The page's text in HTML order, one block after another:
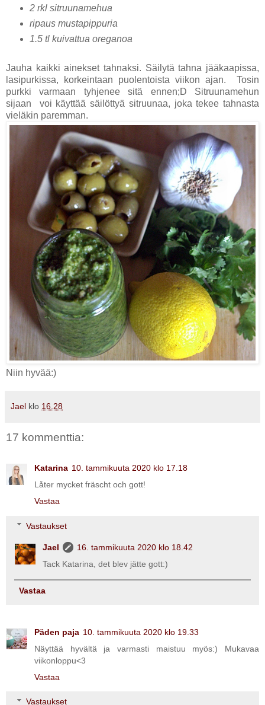
2 rkl sitruunamehua
ripaus mustapippuria
1.5 tl kuivattua oreganoa
Jauha kaikki ainekset tahnaksi. Säilytä tahna jääkaapissa,
lasipurkissa, korkeintaan puolentoista viikon ajan. Tosin
purkki varmaan tyhjenee sitä ennen;D Sitruunamehun
sijaan voi käyttää säilöttyä sitruunaa, joka tekee tahnasta
vieläkin paremman.
Niin hyvää:)
Jael klo 16.28
17 kommenttia:
Katarina 10. tammikuuta 2020 klo 17.18
Låter mycket fräscht och gott!
Vastaa
Vastaukset
Jael
16. tammikuuta 2020 klo 18.42
Tack Katarina, det blev jätte gott:)
Vastaa
Päden paja 10. tammikuuta 2020 klo 19.33
Näyttää hyvältä ja varmasti maistuu myös:) Mukavaa
viikonloppu<3
Vastaa
Vastaukset